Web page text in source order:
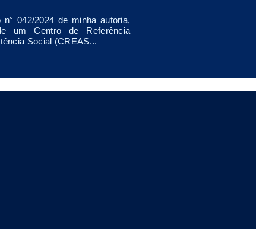
042/2024 de minha autoria,
um Centro de Referência
Social (CREAS...